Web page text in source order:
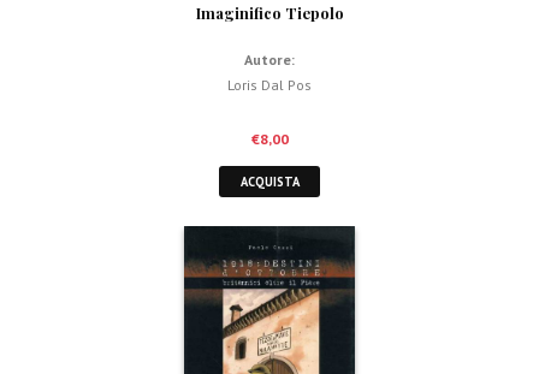
Imaginifico Tiepolo
Autore:
Loris Dal Pos
€8,00
ACQUISTA